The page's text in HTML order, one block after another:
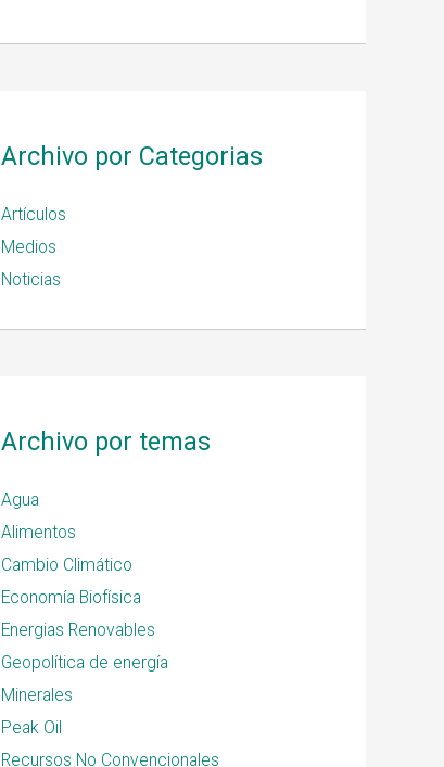
Archivo por Categorias
Artículos
Medios
Noticias
Archivo por temas
Agua
Alimentos
Cambio Climático
Economía Biofísica
Energias Renovables
Geopolítica de energía
Minerales
Peak Oil
Recursos No Convencionales